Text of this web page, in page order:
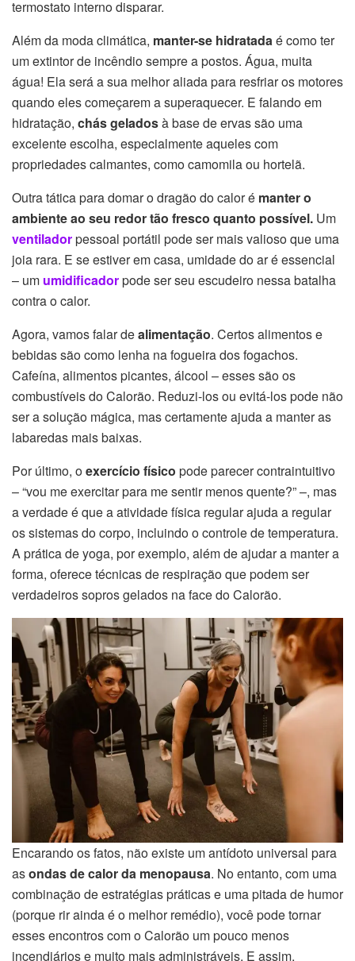
termostato interno disparar.
Além da moda climática, manter-se hidratadaé como ter
um extintor de incêndio sempre a postos. Água, muita
água! Ela será a sua melhor aliada para resfriar os motores
quando eles começarem a superaquecer. E falando em
hidratação, chás geladosà base de ervas são uma
excelente escolha, especialmente aqueles com
propriedades calmantes, como camomila ou hortelã.
Outra tática para domar o dragão do calor é manter o
ambiente ao seu redor tão fresco quanto possível. Um
ventiladorpessoal portátil pode ser mais valioso que uma
joia rara. E se estiver em casa, umidade do ar é essencial
– um umidifcadorpode ser seu escudeiro nessa batalha
contra o calor.
Agora, vamos falar dealimentação. Certos alimentos e
bebidas são como lenha na fogueira dos fogachos.
Cafeína, alimentos picantes, álcool – esses são os
combustíveis do Calorão. Reduzi-los ou evitá-los pode não
ser a solução mágica, mas certamente ajuda a manter as
labaredas mais baixas.
Por último, oexercício físico pode parecer contraintuitivo
– “vou me exercitar para me sentir menos quente?” –, mas
a verdade é que a atividade física regular ajuda a regular
os sistemas do corpo, incluindo o controle de temperatura.
A prática de yoga, por exemplo, além de ajudar a manter a
forma, oferece técnicas de respiração que podem ser
verdadeiros sopros gelados na face do Calorão.
Encarando os fatos, não existe um antídoto universal para
asondas de calor da menopausa. No entanto, com uma
combinação de estratégias práticas e uma pitada de humor
(porque rir ainda é o melhor remédio), você pode tornar
esses encontros com o Calorão um pouco menos
incendiários e muito mais administráveis. E assim,